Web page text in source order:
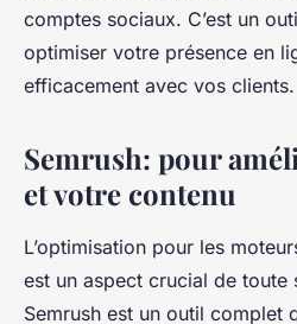
comptes sociaux. C’est un
optimiser votre présence en
efficacement avec vos clients.
Semrush: pour
et votre contenu
L’optimisation pour les
est un aspect crucial de toute
Semrush est un outil complet